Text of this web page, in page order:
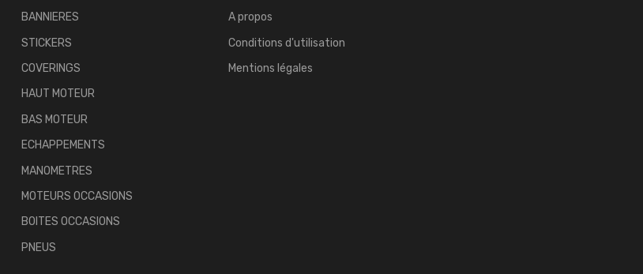
BANNIERES
STICKERS
COVERINGS
HAUT MOTEUR
BAS MOTEUR
ECHAPPEMENTS
MANOMETRES
MOTEURS OCCASIONS
BOITES OCCASIONS
PNEUS
A propos
Conditions d'utilisation
Mentions légales